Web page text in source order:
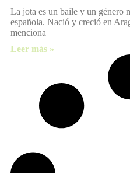
La jota es un baile y un género
española. Nació y creció en
menciona
Leer más »